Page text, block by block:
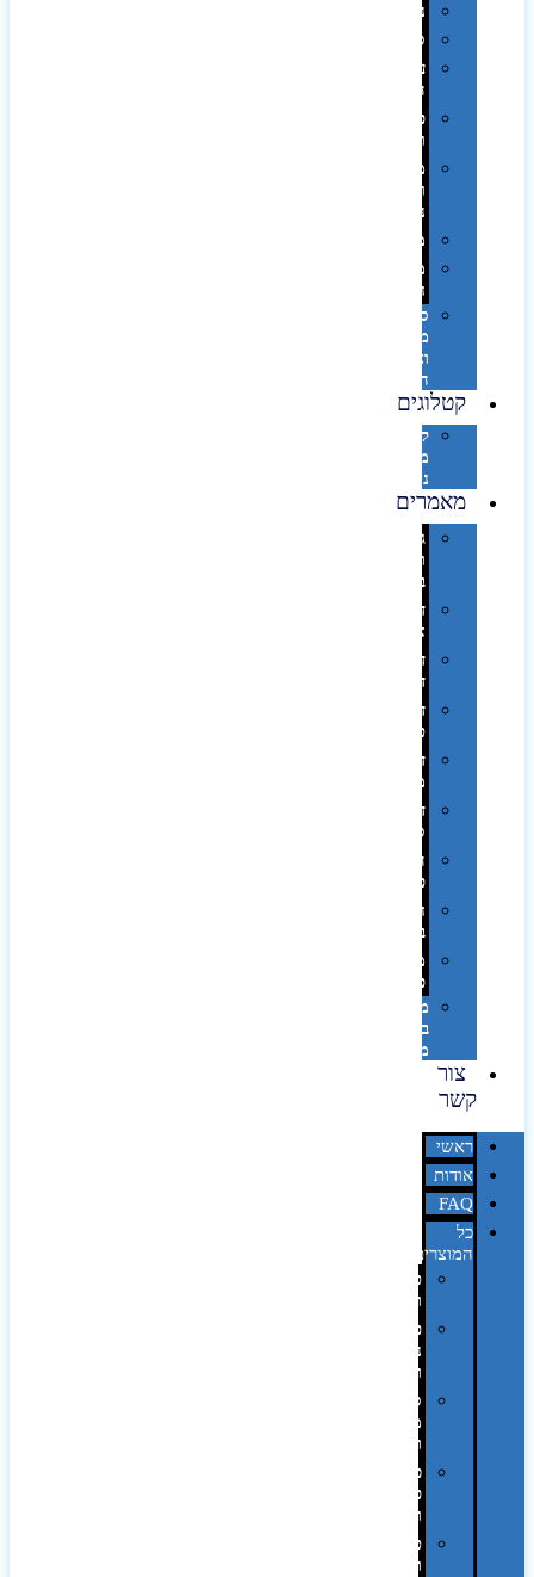
נסיעות
ספורט
על
השולחן…
פינוק
וספא
מזוודות
ותיקי
נסיעות
מטריות
מוצרי
חוף
סביבת
מחשב
וציוד
היקפי
קטלוגים
קטלוג
מוצרי
נייר
מאמרים
גימורים
והשבחות
בדפוס
דפוס
אופסט
דפוס
דיגיטלי
דפוס
טמפון
דפוס
משי
דפוס
סובלימציה
הדפס
פרוצס
חריטה
בלייזר
מהו
פנטון?
מיתוג
באמצעות
מדבקות
צור
קשר
ראשי
אודות
FAQ
כל
המוצרים
טכנולוגיה
וגאדג'טים
פנאי,
נופש
ונסיעות
סביבת
משרד
ופרימיום
כלים,
פנסים
ורכב
טקסטיל
וחורף